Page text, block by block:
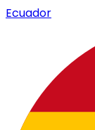
Ecuador